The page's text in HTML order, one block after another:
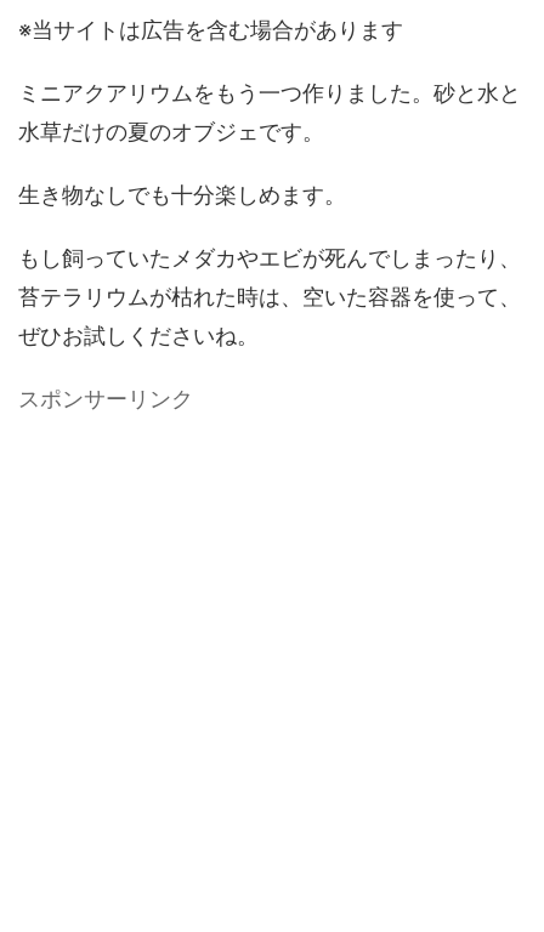
※当サイトは広告を含む場合があります
ミニアクアリウムをもう一つ作りました。砂と水と
水草だけの夏のオブジェです。
生き物なしでも十分楽しめます。
もし飼っていたメダカやエビが死んでしまったり、
苔テラリウムが枯れた時は、空いた容器を使って、
ぜひお試しくださいね。
スポンサーリンク